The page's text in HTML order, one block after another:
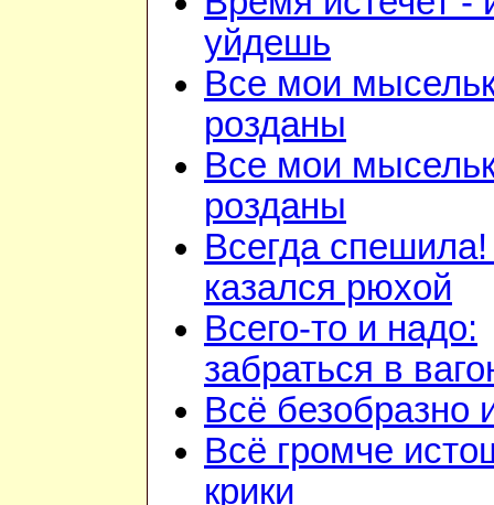
уйдешь
Все мои
розданы
Все мои
розданы
Всегда
казался рюхой
Всего-то и надо:
забраться в
Всё безобразно
Всё громче
крики